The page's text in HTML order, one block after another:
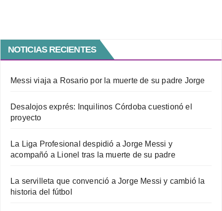
NOTICIAS RECIENTES
Messi viaja a Rosario por la muerte de su padre Jorge
Desalojos exprés: Inquilinos Córdoba cuestionó el
proyecto
La Liga Profesional despidió a Jorge Messi y
acompañó a Lionel tras la muerte de su padre
La servilleta que convenció a Jorge Messi y cambió la
historia del fútbol